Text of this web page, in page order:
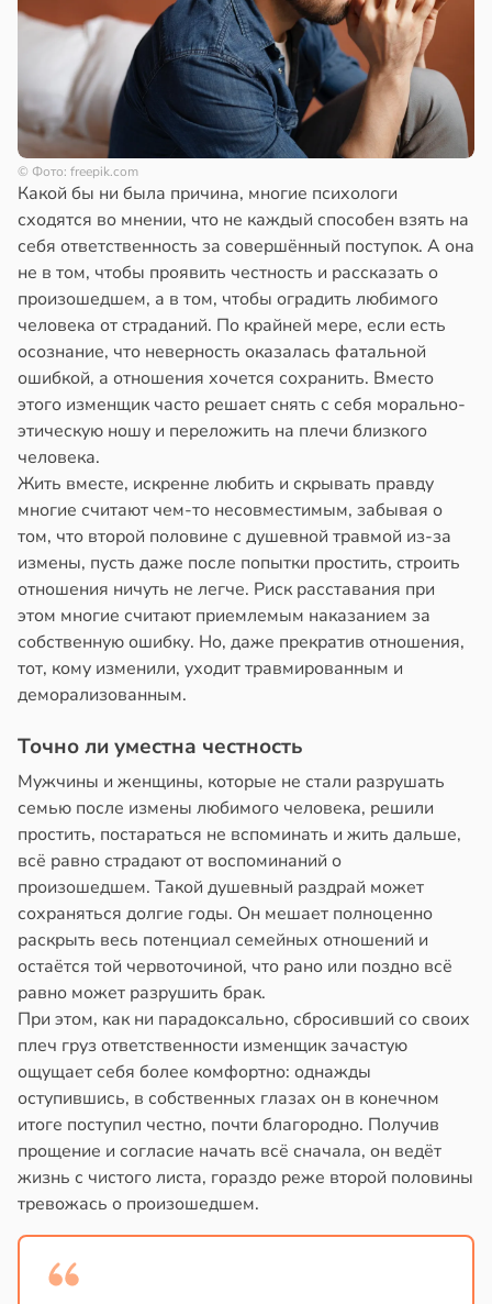
© Фото: freepik.com
Какой бы ни была причина, многие психологи
сходятся во мнении, что не каждый способен взять на
себя ответственность за совершённый поступок. А она
не в том, чтобы проявить честность и рассказать о
произошедшем, а в том, чтобы оградить любимого
человека от страданий. По крайней мере, если есть
осознание, что неверность оказалась фатальной
ошибкой, а отношения хочется сохранить. Вместо
этого изменщик часто решает снять с себя морально-
этическую ношу и переложить на плечи близкого
человека.
Жить вместе, искренне любить и скрывать правду
многие считают чем-то несовместимым, забывая о
том, что второй половине с душевной травмой из-за
измены, пусть даже после попытки простить, строить
отношения ничуть не легче. Риск расставания при
этом многие считают приемлемым наказанием за
собственную ошибку. Но, даже прекратив отношения,
тот, кому изменили, уходит травмированным и
деморализованным.
Точно ли уместна честность
Мужчины и женщины, которые не стали разрушать
семью после измены любимого человека, решили
простить, постараться не вспоминать и жить дальше,
всё равно страдают от воспоминаний о
произошедшем. Такой душевный раздрай может
сохраняться долгие годы. Он мешает полноценно
раскрыть весь потенциал семейных отношений и
остаётся той червоточиной, что рано или поздно всё
равно может разрушить брак.
При этом, как ни парадоксально, сбросивший со своих
плеч груз ответственности изменщик зачастую
ощущает себя более комфортно: однажды
оступившись, в собственных глазах он в конечном
итоге поступил честно, почти благородно. Получив
прощение и согласие начать всё сначала, он ведёт
жизнь с чистого листа, гораздо реже второй половины
тревожась о произошедшем.